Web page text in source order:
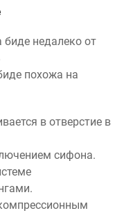
биде недалеко от
похожа на
в отверстие в
сифона.